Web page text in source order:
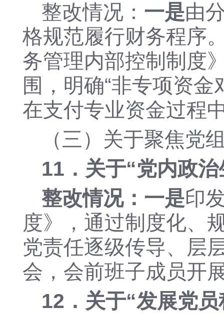
整改情况： 一是由
格规范履行财务程序
务管理内部控制制度
围，明确“非专项资金
在支付专业资金过程
（三） 关于聚焦党
11．关于“党内政
整改情况： 一是印
度》，通过制度化、
党责任逐级传导、层
会，会前班子成员开
12．关于“发展党